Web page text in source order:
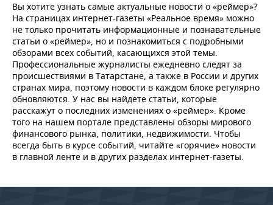
Вы хотите узнать самые актуальные новости о «реймер»?
На страницах интернет-газеты «Реальное время» можно
не только прочитать информационные и познавательные
статьи о «реймер», но и познакомиться с подробными
обзорами всех событий, касающихся этой темы.
Профессиональные журналисты ежедневно следят за
происшествиями в Татарстане, а также в России и других
странах мира, поэтому новости в каждом блоке регулярно
обновляются. У нас вы найдете статьи, которые
расскажут о последних изменениях о «реймер». Кроме
того на нашем портале представлены обзоры мирового
финансового рынка, политики, недвижимости. Чтобы
всегда быть в курсе событий, читайте «горячие» новости
в главной ленте и в других разделах интернет-газеты.